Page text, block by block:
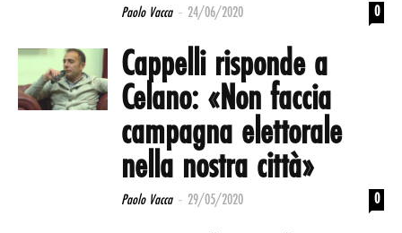
Paolo Vacca - 24/06/2020 0
Cappelli risponde a
Celano: «Non faccia
campagna elettorale
nella nostra città»
Paolo Vacca - 29/05/2020 0